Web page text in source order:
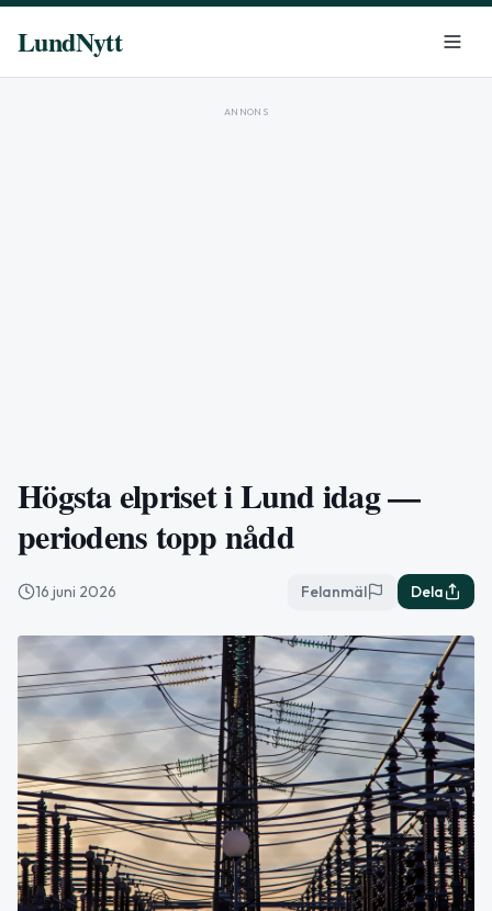
LundNytt
ANNONS
Högsta elpriset i Lund idag —
periodens topp nådd
16 juni 2026 Felanmäl Dela